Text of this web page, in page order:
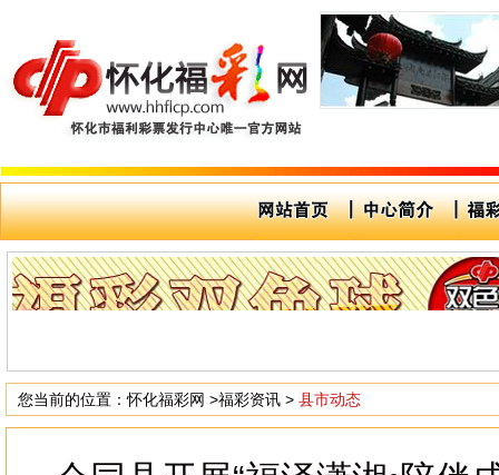
您当前的位置：怀化福彩网 >福彩资讯 > 县市动态